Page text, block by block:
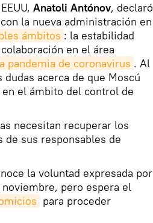
Anatoli Antónov, declaró
la nueva administración en
ámbitos : la estabilidad
en el área
pandemia de coronavirus . Al
acerca de que Moscú
el ámbito del control de
necesitan recuperar los
de sus responsables de
la voluntad expresada por
pero espera el
para proceder